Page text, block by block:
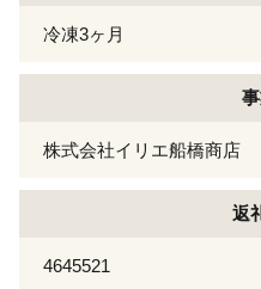
冷凍3ヶ月
株式会社イリエ船橋商店
返
4645521